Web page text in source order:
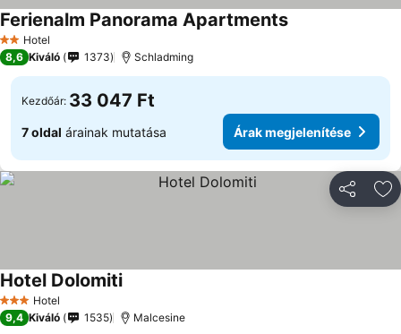
2 Kategória
Hotel
Ferienalm Panorama ApartmentsÁrak
8,6 Kiváló 1373 Schladming
Kezdőár: 33 047 Ft
7 oldal árainak mutatása Árak megjelenítése
3 Kategória
Hotel
Hotel DolomitiÁrak megjelenítése
9,4 Kiváló 1535 Malcesine